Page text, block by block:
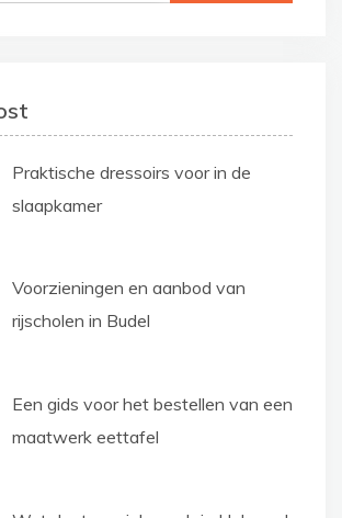
Praktische dressoirs voor in de
slaapkamer
Voorzieningen en aanbod van
rijscholen in Budel
Een gids voor het bestellen van een
maatwerk eettafel